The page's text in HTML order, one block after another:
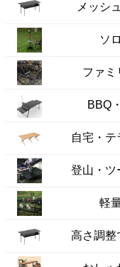
メッシ
ソ
ファミ
BBQ
自宅・
登山・ツ
軽
高さ調整